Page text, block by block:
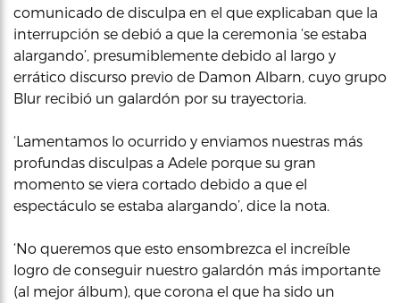
comunicado de disculpa en el que explicaban que la
interrupción se debió a que la ceremonia ‘se estaba
alargando’, presumiblemente debido al largo y
errático discurso previo de Damon Albarn, cuyo grupo
Blur recibió un galardón por su trayectoria.
‘Lamentamos lo ocurrido y enviamos nuestras más
profundas disculpas a Adele porque su gran
momento se viera cortado debido a que el
espectáculo se estaba alargando’, dice la nota.
‘No queremos que esto ensombrezca el increíble
logro de conseguir nuestro galardón más importante
(al mejor álbum), que corona el que ha sido un